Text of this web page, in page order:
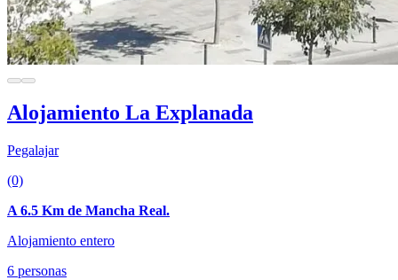
Alojamiento La Explanada
Pegalajar
(0)
A 6.5 Km de Mancha Real.
Alojamiento entero
6 personas